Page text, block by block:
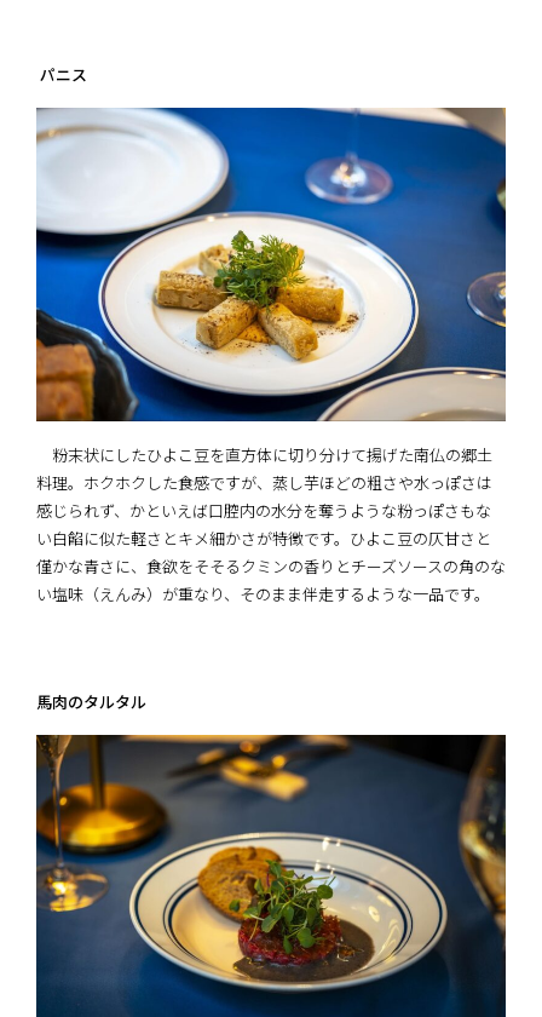
パニス
粉末状にしたひよこ豆を直方体に切り分けて揚げた南仏の郷土
料理。ホクホクした食感ですが、蒸し芋ほどの粗さや水っぽさは
感じられず、かといえば口腔内の水分を奪うような粉っぽさもな
い―――白餡に似た軽さとキメ細かさが特徴です。ひよこ豆の仄甘さと
僅かな青さに、食欲をそそるクミンの香りとチーズソースの角のな
い塩味（えんみ）が重なり、そのまま伴走するような一品です。
馬肉のタルタル